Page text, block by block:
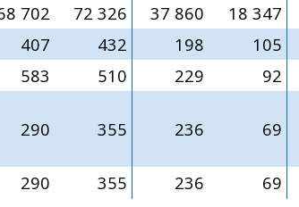
702 72 326 37 860 18 347
407 432 198 105
583 510 229 92
290 355 236 69
290 355 236 69